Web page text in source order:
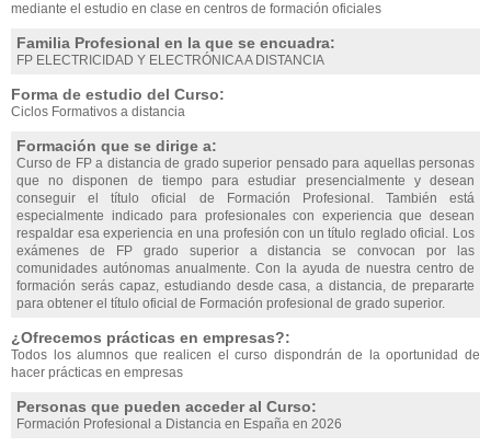
mediante el estudio en clase en centros de formación oficiales
Familia Profesional en la que se encuadra:
FP ELECTRICIDAD Y ELECTRÓNICA A DISTANCIA
Forma de estudio del Curso:
Ciclos Formativos a distancia
Formación que se dirige a:
Curso de FP a distancia de grado superior pensado para aquellas personas
que no disponen de tiempo para estudiar presencialmente y desean
conseguir el título oficial de Formación Profesional. También está
especialmente indicado para profesionales con experiencia que desean
respaldar esa experiencia en una profesión con un título reglado oficial. Los
exámenes de FP grado superior a distancia se convocan por las
comunidades autónomas anualmente. Con la ayuda de nuestra centro de
formación serás capaz, estudiando desde casa, a distancia, de prepararte
para obtener el título oficial de Formación profesional de grado superior.
¿Ofrecemos prácticas en empresas?:
Todos los alumnos que realicen el curso dispondrán de la oportunidad de
hacer prácticas en empresas
Personas que pueden acceder al Curso:
Formación Profesional a Distancia en España en 2026